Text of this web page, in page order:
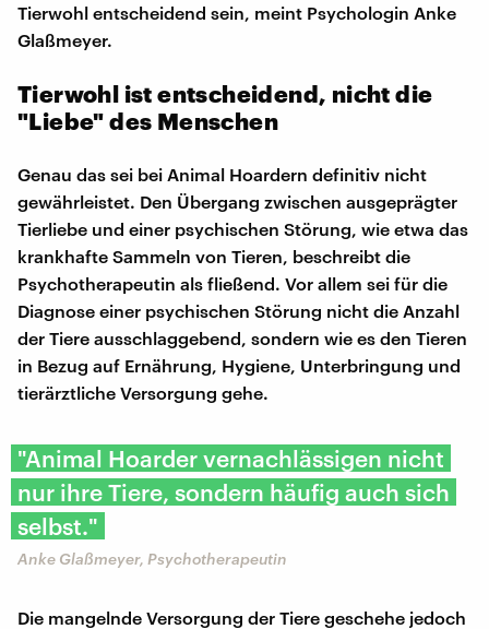
Tierwohl entscheidend sein, meint Psychologin Anke
Glaßmeyer.
Tierwohl ist entscheidend, nicht die
"Liebe" des Menschen
Genau das sei bei Animal Hoardern definitiv nicht
gewährleistet. Den Übergang zwischen ausgeprägter
Tierliebe und einer psychischen Störung, wie etwa das
krankhafte Sammeln von Tieren, beschreibt die
Psychotherapeutin als fließend. Vor allem sei für die
Diagnose einer psychischen Störung nicht die Anzahl
der Tiere ausschlaggebend, sondern wie es den Tieren
in Bezug auf Ernährung, Hygiene, Unterbringung und
tierärztliche Versorgung gehe.
"Animal Hoarder vernachlässigen nicht
nur ihre Tiere, sondern häufig auch sich
selbst."
Anke Glaßmeyer, Psychotherapeutin
Die mangelnde Versorgung der Tiere geschehe jedoch